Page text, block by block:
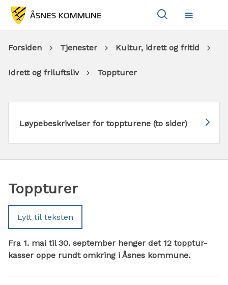
Meny
Du
er
Forsiden Tjenester Kultur, idrett og fritid
Idrett og friluftsliv Toppturer
Løypebeskrivelser for toppturene (to sider)
Toppturer
Lytt til teksten
Fra 1. mai til 30. september henger det 12 topptur-
kasser oppe rundt omkring i Åsnes kommune.